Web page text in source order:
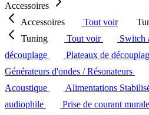
Accessoires
Accessoires
Tout voir
Tuning
Tout voir Switch
découplage
Plateaux de
Générateurs d'ondes / Résonateurs
Acoustique
Alimentations
audiophile
Prise de courant murale